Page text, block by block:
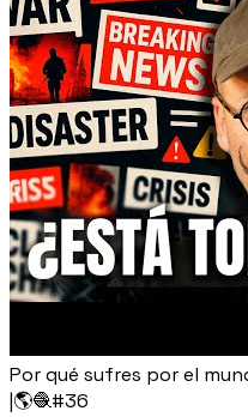
Por qué sufres por el
|🌎🧶#36